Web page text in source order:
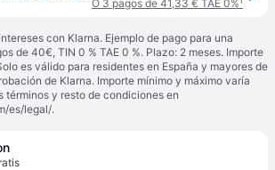
O 3 pagos de 41,33 € TAE 0%¹
con Klarna. Ejemplo de pago para una
de 40€, TIN 0 % TAE 0 %. Plazo: 2 meses. Importe
es válido para residentes en España y mayores de
de Klarna. Importe mínimo y máximo varía
términos y resto de condiciones en
es/legal/.